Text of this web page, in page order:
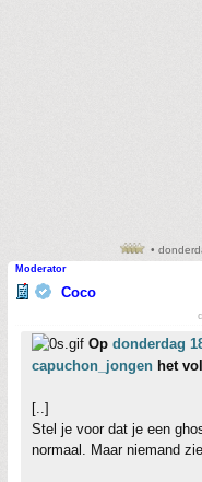
•
Moderator
Coco
Op donderdag
capuchon_jongen het
[..]
Stel je voor dat je een
normaal. Maar niemand